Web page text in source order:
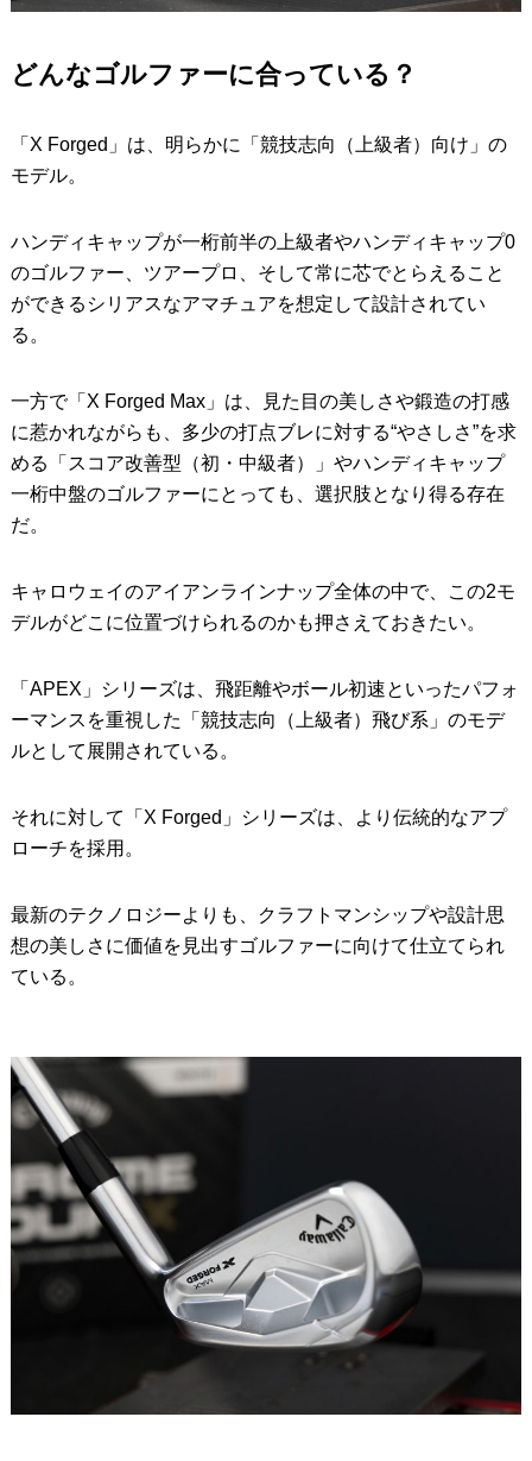
どんなゴルファーに合っている？
「X Forged」は、明らかに「競技志向（上級者）向け」の
モデル。
ハンディキャップが一桁前半の上級者やハンディキャップ0
のゴルファー、ツアープロ、そして常に芯でとらえること
ができるシリアスなアマチュアを想定して設計されてい
る。
一方で「X Forged Max」は、見た目の美しさや鍛造の打感
に惹かれながらも、多少の打点ブレに対する“やさしさ”を求
める「スコア改善型（初・中級者）」やハンディキャップ
一桁中盤のゴルファーにとっても、選択肢となり得る存在
だ。
キャロウェイのアイアンラインナップ全体の中で、この2モ
デルがどこに位置づけられるのかも押さえておきたい。
「APEX」シリーズは、飛距離やボール初速といったパフォ
ーマンスを重視した「競技志向（上級者）飛び系」のモデ
ルとして展開されている。
それに対して「X Forged」シリーズは、より伝統的なアプ
ローチを採用。
最新のテクノロジーよりも、クラフトマンシップや設計思
想の美しさに価値を見出すゴルファーに向けて仕立てられ
ている。